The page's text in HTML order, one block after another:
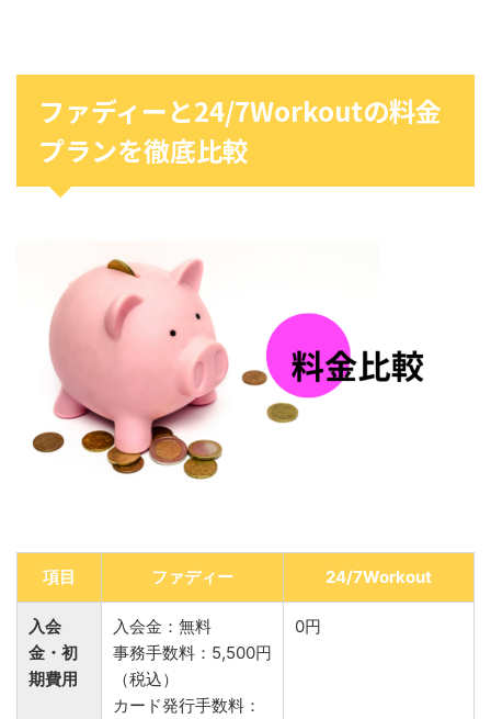
ファディーと24/7Workoutの料金
プランを徹底比較
項目 ファディー 24/7Workout
入会
金・初
期費用
入会金：無料
事務手数料：5,500円
（税込）
カード発行手数料：
0円